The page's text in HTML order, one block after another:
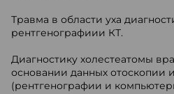
Травма в области уха
рентгенографиии КТ.
Диагностику холестеатомы
основании данных отоскопии
(рентгенографии и